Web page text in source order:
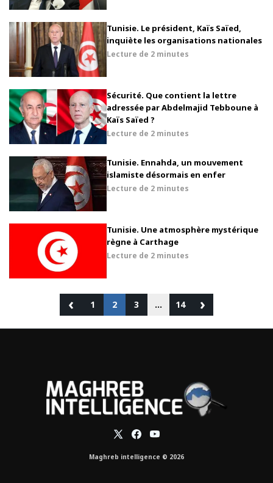
Tunisie. Le président, Kaïs Saïed,
inquiète les organisations nationales
Lecture de 2 minutes
Sécurité. Que contient la lettre
adressée par Abdelmajid Tebboune à
Kaïs Saïed ?
Lecture de 2 minutes
Tunisie. Ennahda, un mouvement
islamiste désormais en enfer
Lecture de 2 minutes
Tunisie. Une atmosphère mystérique
règne à Carthage
Lecture de 2 minutes
‹ 1 2 3 … 14 ›
Maghreb intelligence © 2026